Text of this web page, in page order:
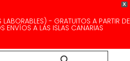
X
- GRATUITOS A PARTIR DE
A LAS ISLAS CANARIAS